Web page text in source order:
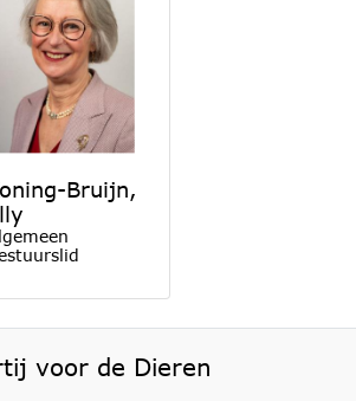
Bruijn,
voor de Dieren